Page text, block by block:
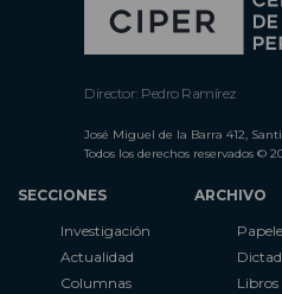
Director: Pedro Ramírez
José Miguel de la Barra 412,
Todos los derechos reservados ©
SECCIONES
Investigación
Actualidad
Columnas
ARCHIVO
Libros